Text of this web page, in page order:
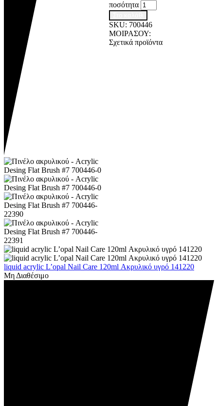
ποσότητα
SKU: 700446
ΜΟΙΡΑΣΟΥ:
Σχετικά προϊόντα
liquid acrylic L’opal Nail Care 120ml Ακρυλικό υγρό 141220
Μη Διαθέσιμο